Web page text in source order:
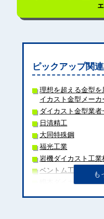
ピックアップ関
理想を超える金型
イカスト金型メーカ
ダイカスト金型業者
日清精工
大同特殊鋼
福光工業
岩機ダイカスト工業
ベントム工業
嶋本ダイカスト株式